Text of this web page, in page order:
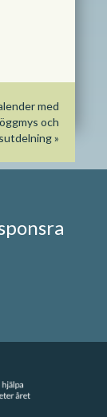
med
och
»